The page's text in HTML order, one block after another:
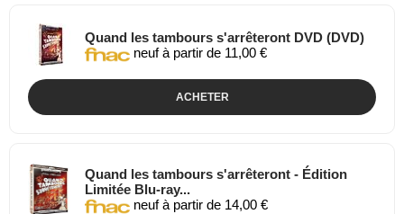
Quand les tambours s'arrêteront DVD (DVD)
neuf à partir de 11,00 €
ACHETER
Quand les tambours s'arrêteront - Édition
Limitée Blu-ray...
neuf à partir de 14,00 €